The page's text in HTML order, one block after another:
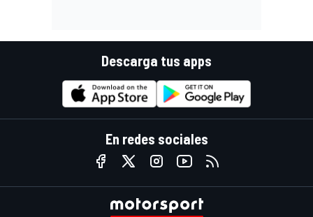
Descarga tus apps
En redes sociales